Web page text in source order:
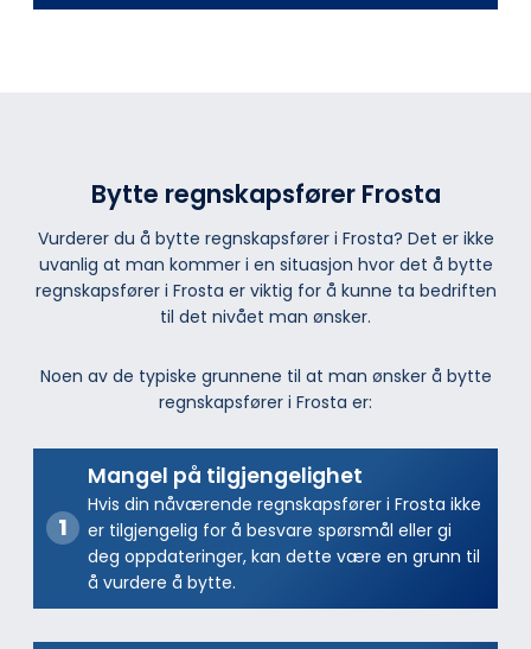
Bytte regnskapsfører Frosta
Vurderer du å bytte regnskapsfører i Frosta? Det er ikke
uvanlig at man kommer i en situasjon hvor det å bytte
regnskapsfører i Frosta er viktig for å kunne ta bedriften
til det nivået man ønsker.
Noen av de typiske grunnene til at man ønsker å bytte
regnskapsfører i Frosta er:
Mangel på tilgjengelighet
Hvis din nåværende regnskapsfører i Frosta ikke
er tilgjengelig for å besvare spørsmål eller gi
deg oppdateringer, kan dette være en grunn til
å vurdere å bytte.